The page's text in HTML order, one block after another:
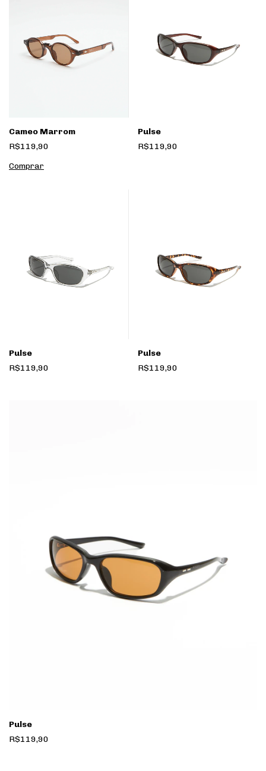
Cameo Marrom
R$119,90
Pulse
R$119,90
Pulse
R$119,90
Pulse
R$119,90
Pulse
R$119,90